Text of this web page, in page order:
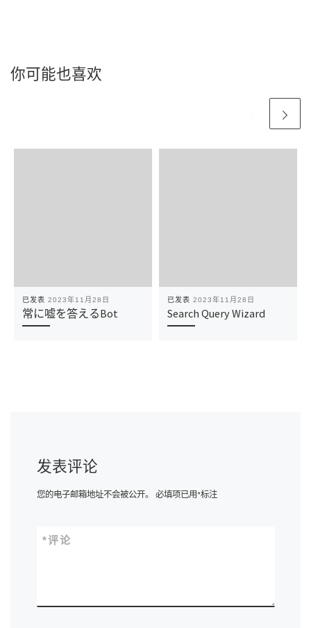
你可能也喜欢
已发表 2023年11月28日
常に嘘を答えるBot
已发表 2023年11月28日
Search Query Wizard
发表评论
您的电子邮箱地址不会被公开。 必填项已用*标注
评论
*